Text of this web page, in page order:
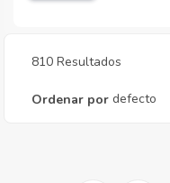
810 Resultados
Ordenar por defecto